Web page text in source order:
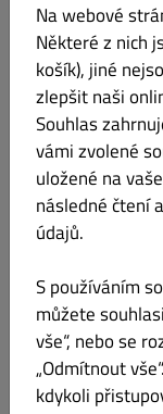
Na webové
Některé z nich
košík), jiné
zlepšit naši
Souhlas
vámi zvolené
uložené na
následné čtení
údajů.
S používáním
můžete
vše“, nebo se
„Odmítnout
kdykoli